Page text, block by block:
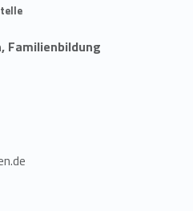
Familienbildung